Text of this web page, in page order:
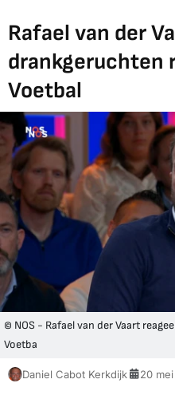
Rafael van der
drankgeruchten
Voetbal
© NOS - Rafael van der Vaart
Voetba
Daniel Cabot Kerkdijk 20